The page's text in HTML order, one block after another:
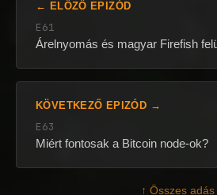
← ELŐZŐ EPIZÓD
E61
Árelnyomás és magyar Firefish
KÖVETKEZŐ EPIZÓD →
E63
Miért fontosak a Bitcoin node-ok?
↑ Összes adás